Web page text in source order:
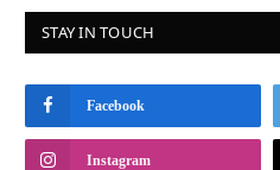
STAY IN TOUCH
Facebook
Instagram